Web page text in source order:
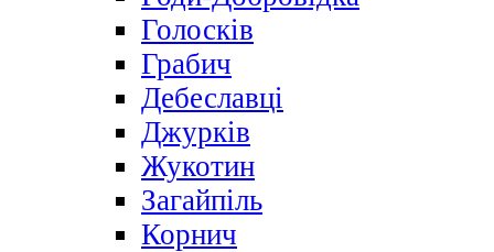
Голосків
Грабич
Дебеславці
Джурків
Жукотин
Загайпіль
Корнич